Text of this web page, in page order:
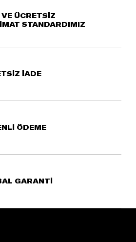
ÜCRETSİZ
STANDARDIMIZ
İADE
ÖDEME
GARANTİ